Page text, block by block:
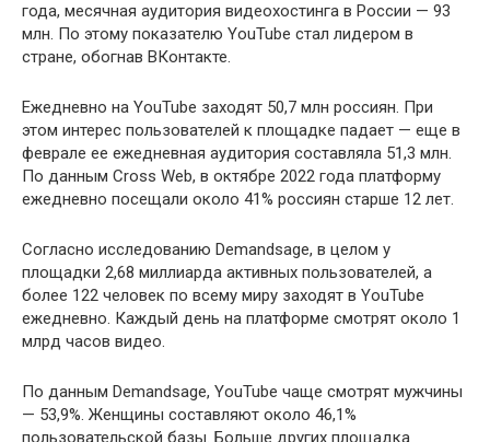
года, месячная аудитория видеохостинга в России — 93
млн. По этому показателю YouTube стал лидером в
стране, обогнав ВКонтакте.
Ежедневно на YouTube заходят 50,7 млн россиян. При
этом интерес пользователей к площадке падает — еще в
феврале ее ежедневная аудитория составляла 51,3 млн.
По данным Cross Web, в октябре 2022 года платформу
ежедневно посещали около 41% россиян старше 12 лет.
Согласно исследованию Demandsage, в целом у
площадки 2,68 миллиарда активных пользователей, а
более 122 человек по всему миру заходят в YouTube
ежедневно. Каждый день на платформе смотрят около 1
млрд часов видео.
По данным Demandsage, YouTube чаще смотрят мужчины
— 53,9%. Женщины составляют около 46,1%
пользовательской базы. Больше других площадка